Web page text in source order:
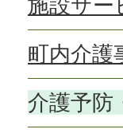
施設サー
町内介護
介護予防